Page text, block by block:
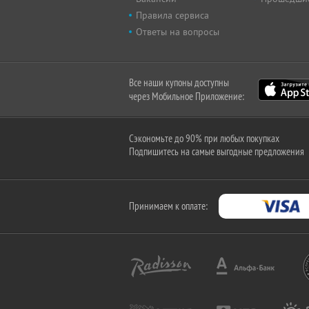
Правила сервиса
Ответы на вопросы
Все наши купоны доступны
через Мобильное Приложение:
Сэкономьте до 90% при любых покупках
Подпишитесь на самые выгодные предложения
Принимаем к оплате: